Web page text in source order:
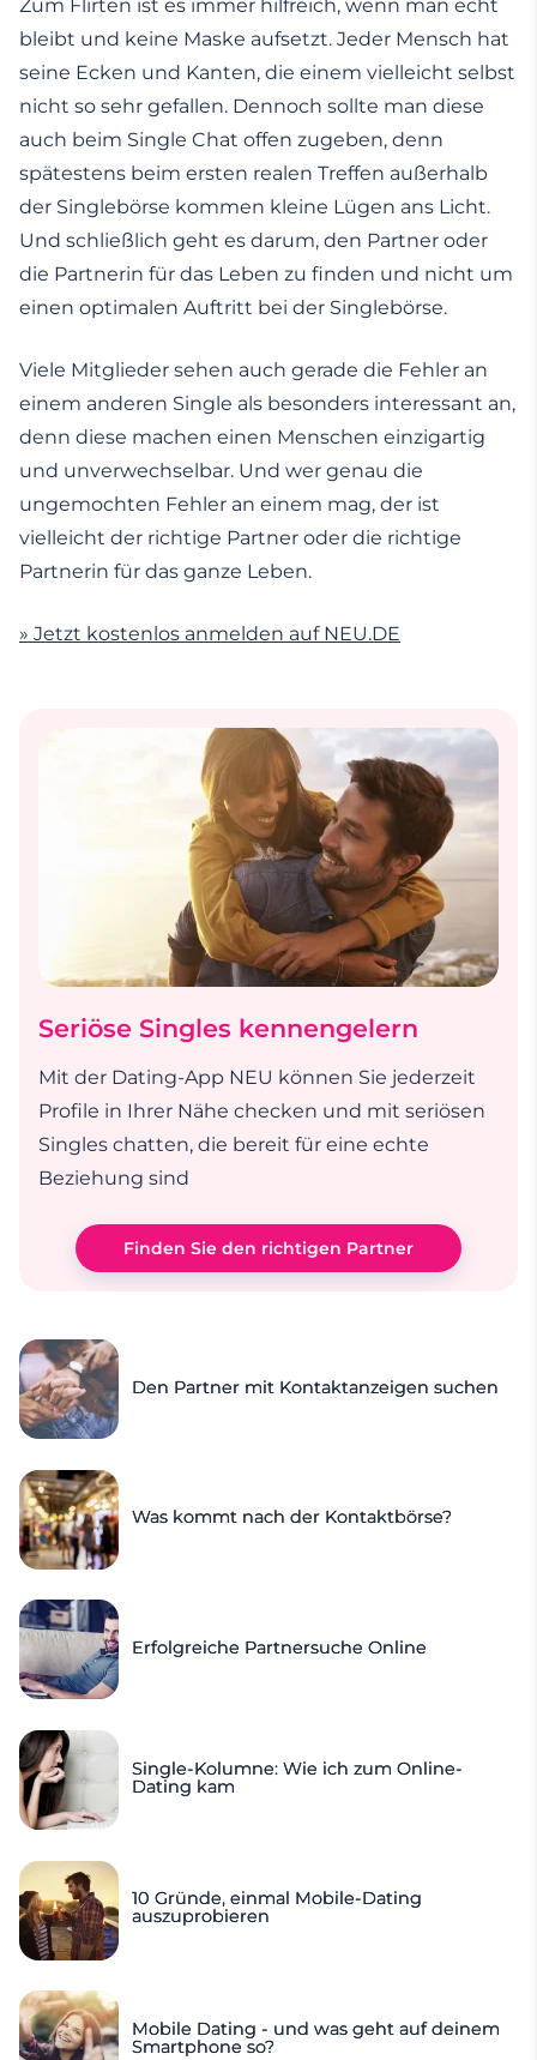
Zum Flirten ist es immer hilfreich, wenn man echt
bleibt und keine Maske aufsetzt. Jeder Mensch hat
seine Ecken und Kanten, die einem vielleicht selbst
nicht so sehr gefallen. Dennoch sollte man diese
auch beim Single Chat offen zugeben, denn
spätestens beim ersten realen Treffen außerhalb
der Singlebörse kommen kleine Lügen ans Licht.
Und schließlich geht es darum, den Partner oder
die Partnerin für das Leben zu finden und nicht um
einen optimalen Auftritt bei der Singlebörse.
Viele Mitglieder sehen auch gerade die Fehler an
einem anderen Single als besonders interessant an,
denn diese machen einen Menschen einzigartig
und unverwechselbar. Und wer genau die
ungemochten Fehler an einem mag, der ist
vielleicht der richtige Partner oder die richtige
Partnerin für das ganze Leben.
» Jetzt kostenlos anmelden auf NEU.DE
Seriöse Singles kennengelern
Mit der Dating-App NEU können Sie jederzeit
Profile in Ihrer Nähe checken und mit seriösen
Singles chatten, die bereit für eine echte
Beziehung sind
Finden Sie den richtigen Partner
Den Partner mit Kontaktanzeigen suchen
Was kommt nach der Kontaktbörse?
Erfolgreiche Partnersuche Online
Single-Kolumne: Wie ich zum Online-
Dating kam
10 Gründe, einmal Mobile-Dating
auszuprobieren
Mobile Dating - und was geht auf deinem
Smartphone so?